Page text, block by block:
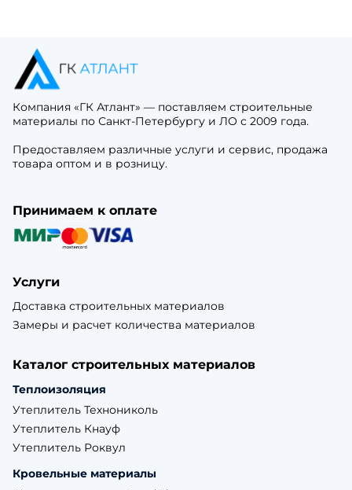
Компания «ГК Атлант» — поставляем строительные
материалы по Санкт-Петербургу и ЛО с 2009 года.
Предоставляем различные услуги и сервис, продажа
товара оптом и в розницу.
Принимаем к оплате
Услуги
Доставка строительных материалов
Замеры и расчет количества материалов
Каталог строительных материалов
Теплоизоляция
Утеплитель Технониколь
Утеплитель Кнауф
Утеплитель Роквул
Кровельные материалы